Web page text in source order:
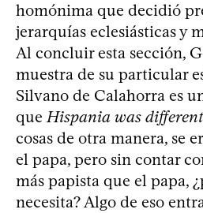
homónima que decidió
jerarquías eclesiásticas y
Al concluir esta sección,
muestra de su particular
Silvano de Calahorra es
queHispania was different
cosas de otra manera, se
el papa, pero sin contar
más papista que el papa,
necesita? Algo de eso